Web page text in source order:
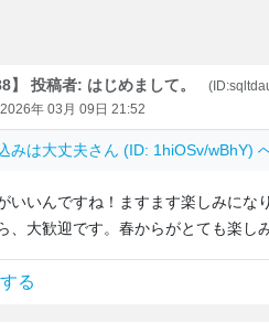
】 投稿者: はじめまして。
年 03月 09日 21:52
みは大丈夫さん (ID: 1hiOSv/wBhY)
いいんですね！ますます楽しみに
、大歓迎です。春からがとても楽し
る